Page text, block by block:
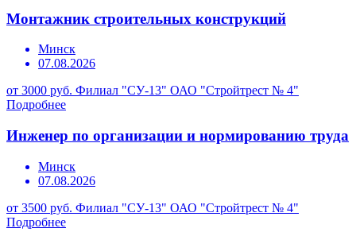
Монтажник строительных конструкций
Минск
07.08.2026
от 3000 руб. Филиал "СУ-13" ОАО "Стройтрест № 4"
Подробнее
Инженер по организации и нормированию труда
Минск
07.08.2026
от 3500 руб. Филиал "СУ-13" ОАО "Стройтрест № 4"
Подробнее